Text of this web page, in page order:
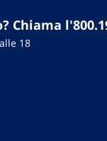
Chiama
18